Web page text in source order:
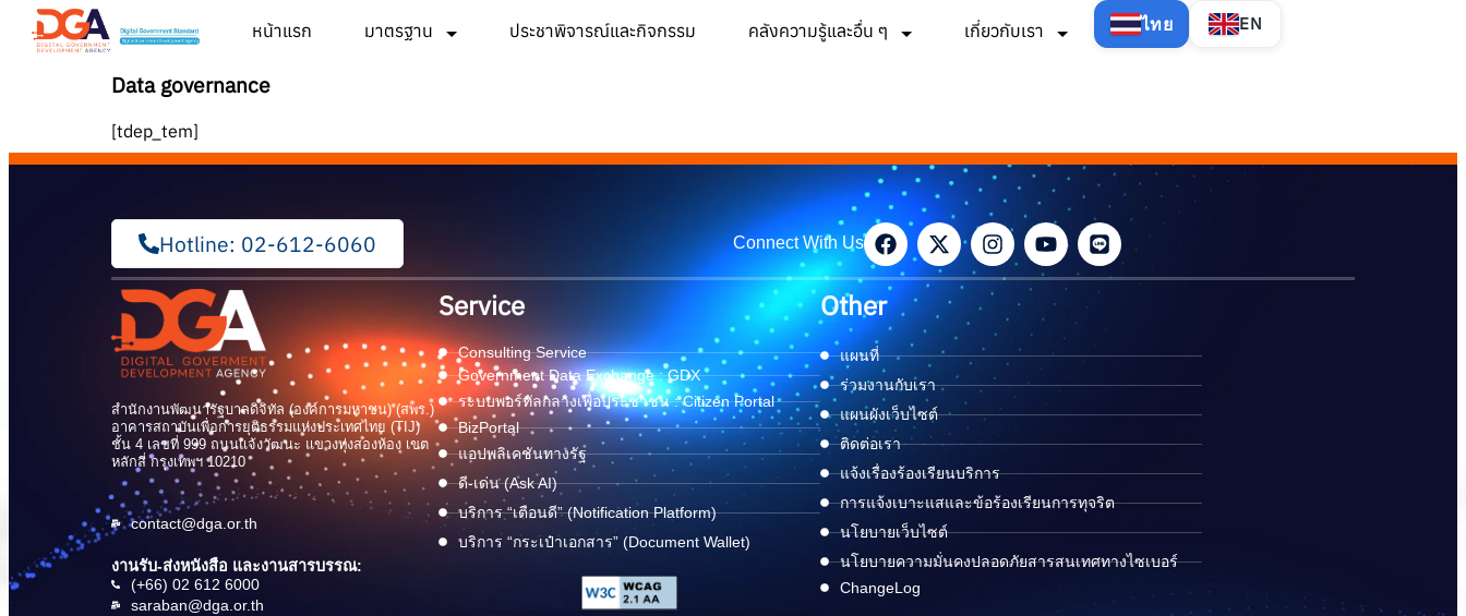
หน้าแรก มาตรฐาน ประชาพิจารณ์และกิจกรรม คลังความรู้และอื่น ๆ เกี่ยวกับเรา ไทย EN
Data governance
[tdep_tem]
Hotline: 02-612-6060 Connect With Us
สำนักงานพัฒนารัฐบาลดิจิทัล (องค์การมหาชน) (สพร.)
อาคารสถาบันเพื่อการยุติธรรมแห่งประเทศไทย (TIJ)
ชั้น 4 เลขที่ 999 ถนนแจ้งวัฒนะ แขวงทุ่งสองห้อง เขต
หลักสี่ กรุงเทพฯ 10210
contact@dga.or.th
งานรับ-ส่งหนังสือ และงานสารบรรณ:
(+66) 02 612 6000
saraban@dga.or.th
Service
Consulting Service
Government Data Exchange : GDX
ระบบพอร์ทัลกลางเพื่อประชาชน : Citizen Portal
BizPortal
แอปพลิเคชันทางรัฐ
ดี-เด่น (Ask AI)
บริการ “เตือนดี” (Notification Platform)
บริการ “กระเป๋าเอกสาร” (Document Wallet)
Other
แผนที่
ร่วมงานกับเรา
แผนผังเว็บไซต์
ติดต่อเรา
แจ้งเรื่องร้องเรียนบริการ
การแจ้งเบาะแสและข้อร้องเรียนการทุจริต
นโยบายเว็บไซต์
นโยบายความมั่นคงปลอดภัยสารสนเทศทางไซเบอร์
ChangeLog